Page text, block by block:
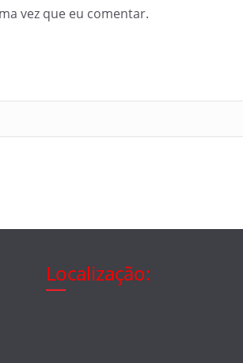
vez que eu comentar.
Localização: